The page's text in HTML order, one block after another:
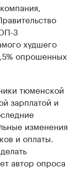
3
худшего
опрошенных
тюменской
зарплатой и
изменения
и оплаты.
автор опроса